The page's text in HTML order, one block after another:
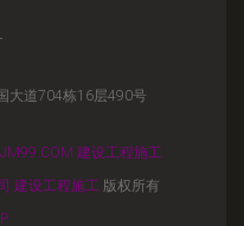
大道704栋16层490号
建设工程施工
建设工程施工 版权所有